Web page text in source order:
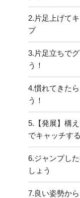
2. 片足上げて
プ
3. 片足立ちで
う！
4.慣れてきた
う！
5. 【発展】構
でキャッチする
6.ジャンプし
しょう
7.良い姿勢か